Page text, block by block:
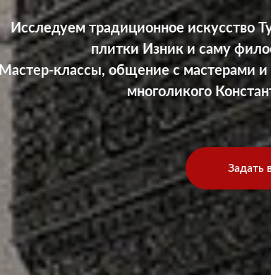
Исследуем традиционное искусство
плитки Изник и саму
Мастер-классы, общение с мастерами
многоликого
Задать